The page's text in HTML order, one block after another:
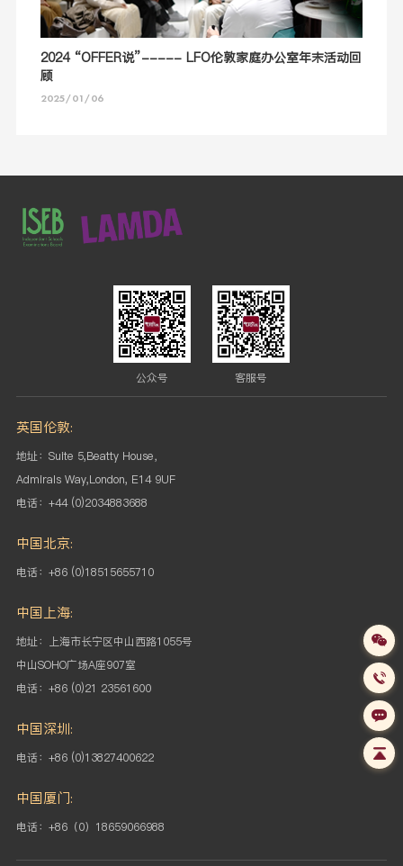
2024 “OFFER说”----- LFO伦敦家庭办公室年末活动回
顾
2025/01/06
公众号 客服号
英国伦敦:
地址：Suite 5,Beatty House，
Admirals Way,London, E14 9UF
电话：+44 (0)2034883688
中国北京:
电话：+86 (0)18515655710
中国上海:
地址：上海市长宁区中山西路1055号
中山SOHO广场A座907室
电话：+86 (0)21 23561600
中国深圳:
电话：+86 (0)13827400622
中国厦门:
电话：+86（0）18659066988